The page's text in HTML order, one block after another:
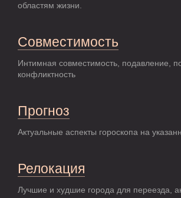
областям жизни.
Совместимость
Интимная совместимость, подавление,
конфликтность
Прогноз
Актуальные аспекты гороскопа на
Релокация
Лучшие и худшие города для переезда,